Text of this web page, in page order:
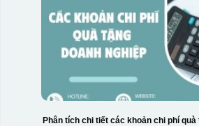
Phân tích chi tiết các khoản chi phí quà